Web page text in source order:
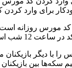
خودکار برای
روز را برای این کار اختصاص دهید.
بین بازیکنان